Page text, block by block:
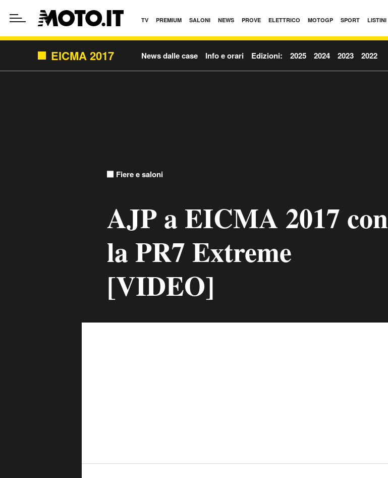
TV PREMIUM SALONI NEWS PROVE ELETTRICO MOTOGP SPORT LISTINI
EICMA 2017 News dalle case Info e orari Edizioni: 2025 2024 2023 2022
Fiere e saloni
AJP a EICMA 2017 con
la PR7 Extreme
[VIDEO]